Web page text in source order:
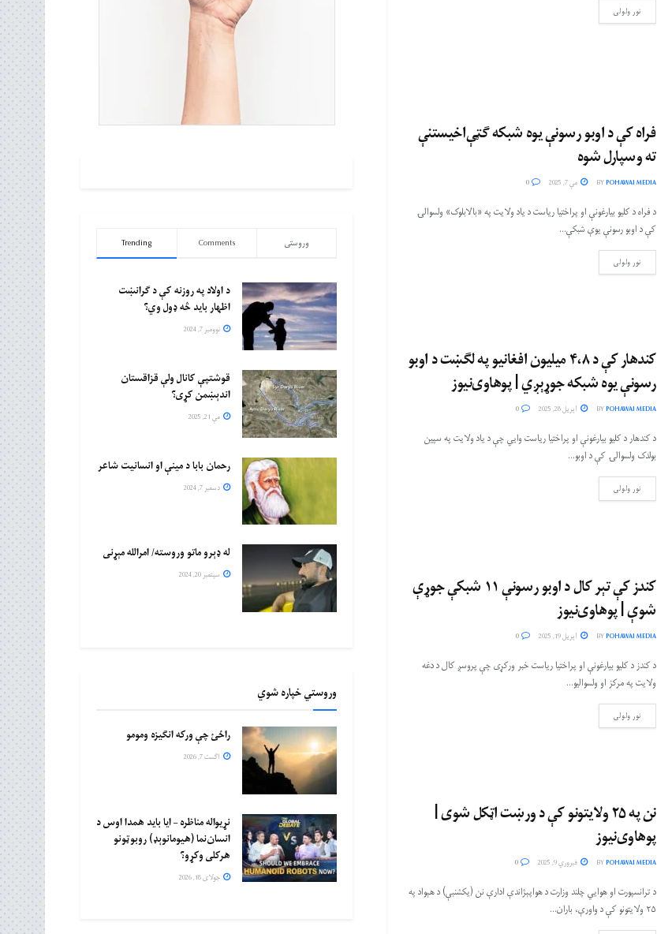
نور ولولی
فراه کې د اوبو رسونې یوه شبکه ګټې‌اخیستنې
ته وسپارل شوه
BYPOHAWAI MEDIA مې 7, 2025 0
د فراه د کلیو بیارغونې او پراختیا ریاست د یاد ولایت په «بالابلوک» ولسوالۍ
کې د اوبو رسونې یوې شبکې...
نور ولولی
کندهار کې د ۴،۸ میلیون افغانیو په لګښت د اوبو
رسونې یوه شبکه جوړېږي | پوهاوی‌نیوز
BYPOHAWAI MEDIA اپریل 28, 2025 0
د کندهار د کلیو بیارغونې او پراختیا ریاست وایي چې د یاد ولایت په سپین
بولدک ولسوالۍ کې د اوبو...
نور ولولی
کندز کې تېر کال د اوبو رسونې ۱۱ شبکې جوړې
شوې | پوهاوی‌نیوز
BYPOHAWAI MEDIA اپریل 19, 2025 0
د کندز د کلیو بیارغونې او پراختیا ریاست خبر ورکړی چې پروسږ کال د دغه
ولایت په مرکز او ولسواليو...
نور ولولی
نن په ۲۵ ولایتونو کې د ورښت اټکل شوی |
پوهاوی‌نیوز
BYPOHAWAI MEDIA فبروري 9, 2025 0
د ترانسپورت او هوایي چلند وزارت د هواپېژاندې ادارې نن (یکشنبې) د هېواد په
۲۵ ولایتونو کې د واورې، باران...
Trending Comments وروستی
د اولاد په روزنه کې د ګرانښت
اظهار باید څه ډول وي؟
نوومبر 7, 2024
قوشتپې کانال ولې قزاقستان
اندېښمن کړی؟
مې 21, 2025
رحمان بابا د مینې او انسانیت شاعر
دسمبر 7, 2024
له ډېرو ماتو وروسته/ امرالله مېړنی
سپتمبر 20, 2024
وروستي خپاره شوي
راځئ چې ورکه انګیزه ومومو
اگست 7, 2026
نړیواله مناظره – ایا باید همدا اوس د
انسان‌نما (هیومانوېډ) روبوټونو
هرکلی وکړو؟
جولای 18, 2026